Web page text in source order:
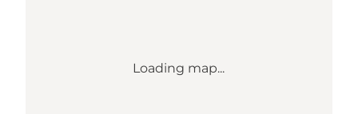
Loading map...